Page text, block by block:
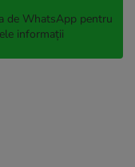
de WhatsApp pentru
informații